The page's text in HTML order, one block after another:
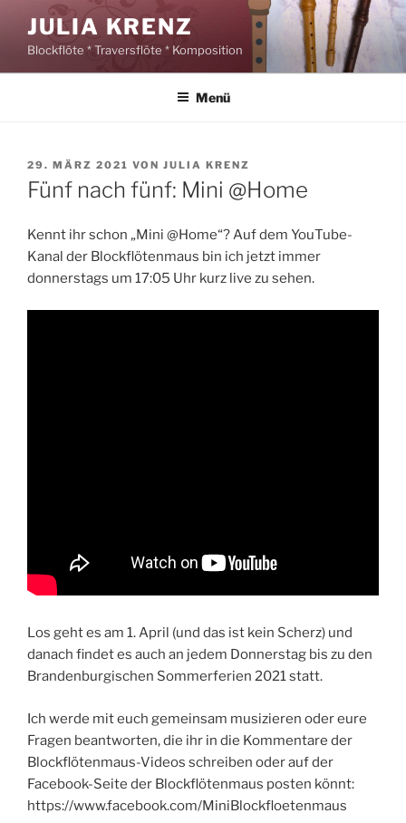
Inhalt
springen
JULIA KRENZ
Blockflöte * Traversflöte * Komposition
Menü
VERÖFFENTLICHT
AM
29. MÄRZ 2021 VON JULIA KRENZ
Fünf nach fünf: Mini @Home
Kennt ihr schon „Mini @Home“? Auf dem YouTube-
Kanal der Blockflötenmaus bin ich jetzt immer
donnerstags um 17:05 Uhr kurz live zu sehen.
Los geht es am 1. April (und das ist kein Scherz) und
danach findet es auch an jedem Donnerstag bis zu den
Brandenburgischen Sommerferien 2021 statt.
Ich werde mit euch gemeinsam musizieren oder eure
Fragen beantworten, die ihr in die Kommentare der
Blockflötenmaus-Videos schreiben oder auf der
Facebook-Seite der Blockflötenmaus posten könnt:
https://www.facebook.com/MiniBlockfloetenmaus